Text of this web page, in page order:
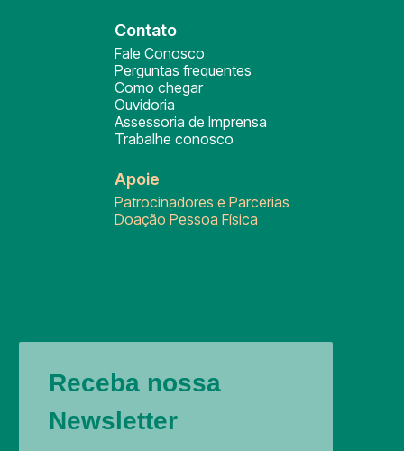
Contato
Fale Conosco
Perguntas frequentes
Como chegar
Ouvidoria
Assessoria de Imprensa
Trabalhe conosco
Apoie
Patrocinadores e Parcerias
Doação Pessoa Física